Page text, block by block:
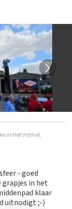
als je geen
Reviews met
niet geplaatst.
wordt
in Het Vrijthof,
- goed
grapjes in het
klaar
uitnodigt ;-)